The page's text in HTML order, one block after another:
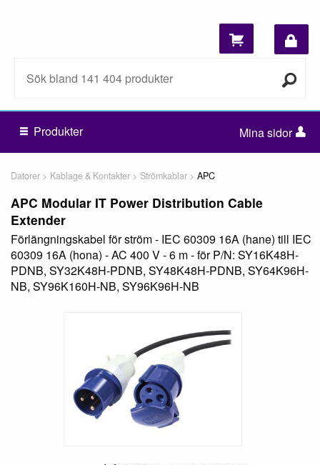
Produkter Mina sidor
Datorer Kablage & Kontakter Strömkablar APC
APC Modular IT Power Distribution Cable
Extender
Förlängningskabel för ström - IEC 60309 16A (hane) till IEC
60309 16A (hona) - AC 400 V - 6 m - för P/N: SY16K48H-
PDNB, SY32K48H-PDNB, SY48K48H-PDNB, SY64K96H-
NB, SY96K160H-NB, SY96K96H-NB